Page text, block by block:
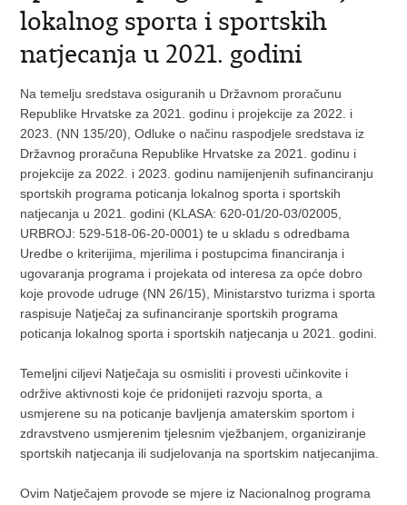
lokalnog sporta i sportskih
natjecanja u 2021. godini
Na temelju sredstava osiguranih u Državnom proračunu
Republike Hrvatske za 2021. godinu i projekcije za 2022. i
2023. (NN 135/20), Odluke o načinu raspodjele sredstava iz
Državnog proračuna Republike Hrvatske za 2021. godinu i
projekcije za 2022. i 2023. godinu namijenjenih sufinanciranju
sportskih programa poticanja lokalnog sporta i sportskih
natjecanja u 2021. godini (KLASA: 620-01/20-03/02005,
URBROJ: 529-518-06-20-0001) te u skladu s odredbama
Uredbe o kriterijima, mjerilima i postupcima financiranja i
ugovaranja programa i projekata od interesa za opće dobro
koje provode udruge (NN 26/15), Ministarstvo turizma i sporta
raspisuje Natječaj za sufinanciranje sportskih programa
poticanja lokalnog sporta i sportskih natjecanja u 2021. godini.
Temeljni ciljevi Natječaja su osmisliti i provesti učinkovite i
održive aktivnosti koje će pridonijeti razvoju sporta, a
usmjerene su na poticanje bavljenja amaterskim sportom i
zdravstveno usmjerenim tjelesnim vježbanjem, organiziranje
sportskih natjecanja ili sudjelovanja na sportskim natjecanjima.
Ovim Natječajem provode se mjere iz Nacionalnog programa